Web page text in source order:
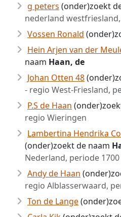
g peters (onder)zoekt
nederland
Vossen Ronald
Hein Arjen van der
naam Haan, de
Johan Otten 48
- regio West-Friesland,
P.S de Haan
regio Wieringen
Lambertina Hendrika
(onder)zoekt de naam
Nederland, periode 1700
Andy de Haan
regio Alblasserwaard,
Ton de Lange